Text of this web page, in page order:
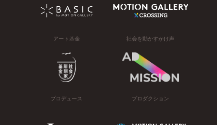
アート基金 社会を動かすかけ声
プロデュース プロダクション